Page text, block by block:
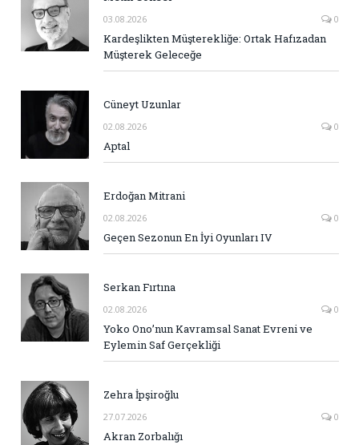
03.08.2026 0
Kardeşlikten Müşterekliğe: Ortak Hafızadan
Müşterek Geleceğe
Cüneyt Uzunlar
02.08.2026 0
Aptal
Erdoğan Mitrani
02.08.2026 0
Geçen Sezonun En İyi Oyunları IV
Serkan Fırtına
02.08.2026 0
Yoko Ono’nun Kavramsal Sanat Evreni ve
Eylemin Saf Gerçekliği
Zehra İpşiroğlu
27.07.2026 0
Akran Zorbalığı